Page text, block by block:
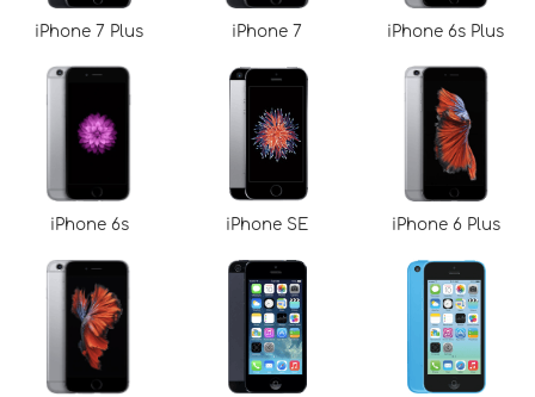
iPhone 7 Plus iPhone 7 iPhone 6s Plus
iPhone 6s iPhone SE iPhone 6 Plus